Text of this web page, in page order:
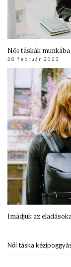
Női táskák
28 február 2023
Imádjuk az
Női táska